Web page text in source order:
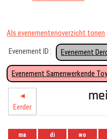
Als evenementenoverzicht tonen
Evenement ID :
Evenement
Evenement Samenwerkende
◄
Eerder
ma di wo